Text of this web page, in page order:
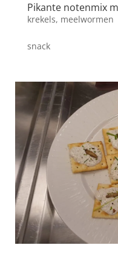
Pikante notenmix
krekels, meelwormen
snack